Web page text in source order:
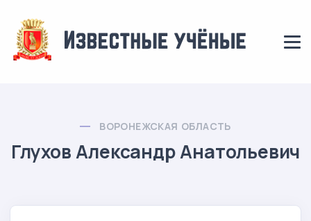
ВОРОНЕЖСКАЯ ОБЛАСТЬ
Глухов Александр Анатольевич